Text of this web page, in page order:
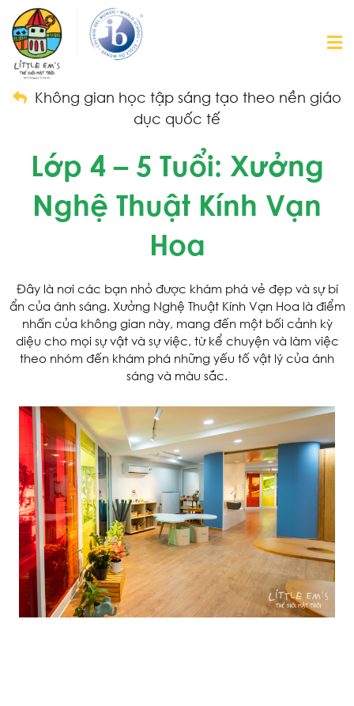
Không gian học tập sáng tạo theo nền giáo
dục quốc tế
Lớp 4 – 5 Tuổi: Xưởng
Nghệ Thuật Kính Vạn
Hoa
Đây là nơi các bạn nhỏ được khám phá vẻ đẹp và sự bí
ẩn của ánh sáng. Xưởng Nghệ Thuật Kính Vạn Hoa là điểm
nhấn của không gian này, mang đến một bối cảnh kỳ
diệu cho mọi sự vật và sự việc, từ kể chuyện và làm việc
theo nhóm đến khám phá những yếu tố vật lý của ánh
sáng và màu sắc.